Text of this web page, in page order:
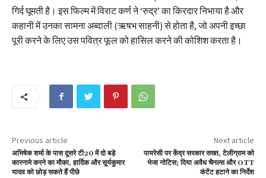
गिर्द घूमती है। इस फिल्म में विराट कर्ण ने ‘रुद्र’ का किरदार निभाया है और
कहानी में उनका सामना अब्दाली (ऋषभ साहनी) से होता है, जो अपनी इच्छा
पूरी करने के लिए उस पवित्र फूल को हासिल करने की कोशिश करता है।
Previous article
अभिषेक शर्मा के पास दूसरे टी20 में दो बड़े
कारनामे करने का मौका, हार्दिक और सूर्यकुमार
यादव को छोड़ सकते हैं पीछे
Next article
पायरेसी पर केंद्र सरकार सख्त, टेलीग्राम को
भेजा नोटिस; दिया अवैध चैनल्स और OTT
कंटेंट हटाने का निर्देश